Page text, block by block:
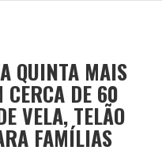
QUINTA MAIS
CERCA DE 60
VELA, TELÃO
FAMÍLIAS